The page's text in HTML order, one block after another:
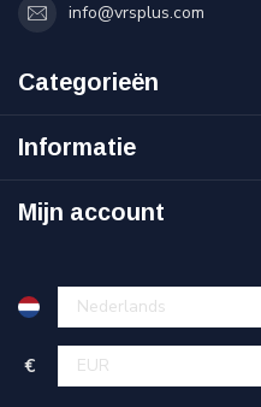
info@vrsplus.com
Categorieën
Informatie
Mijn account
€